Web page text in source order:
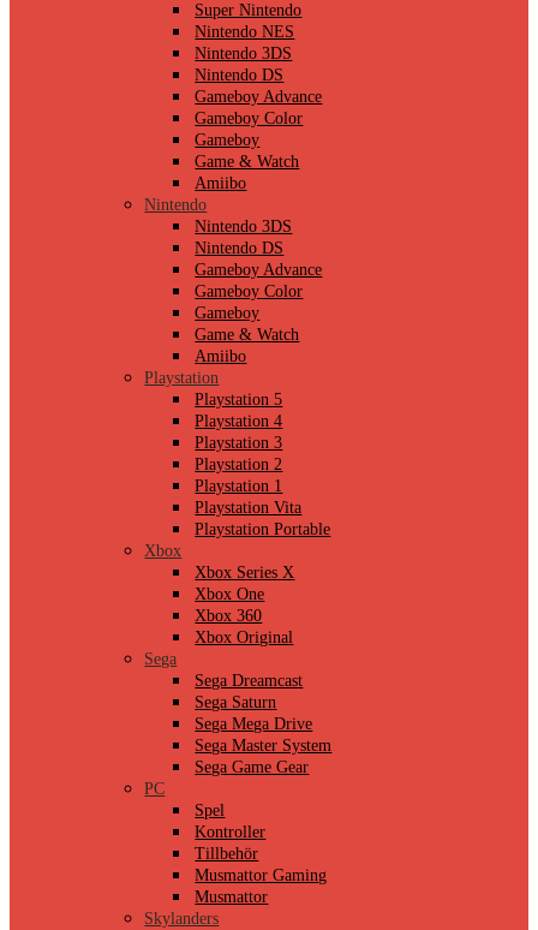
Super Nintendo
Nintendo NES
Nintendo 3DS
Nintendo DS
Gameboy Advance
Gameboy Color
Gameboy
Game & Watch
Amiibo
Nintendo
Nintendo 3DS
Nintendo DS
Gameboy Advance
Gameboy Color
Gameboy
Game & Watch
Amiibo
Playstation
Playstation 5
Playstation 4
Playstation 3
Playstation 2
Playstation 1
Playstation Vita
Playstation Portable
Xbox
Xbox Series X
Xbox One
Xbox 360
Xbox Original
Sega
Sega Dreamcast
Sega Saturn
Sega Mega Drive
Sega Master System
Sega Game Gear
PC
Spel
Kontroller
Tillbehör
Musmattor Gaming
Musmattor
Skylanders